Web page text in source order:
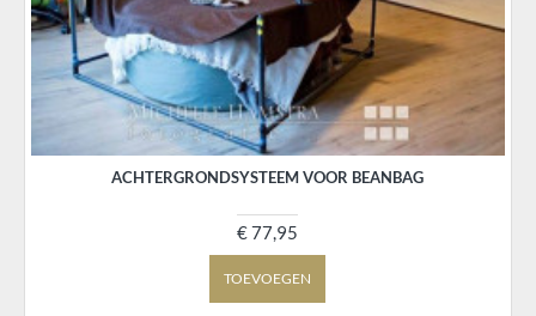
ACHTERGRONDSYSTEEM VOOR BEANBAG
€ 77,95
TOEVOEGEN